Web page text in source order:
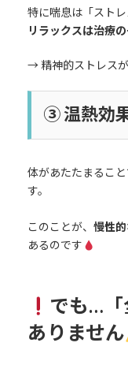
特に喘息は「スト
リラックスは治療
→ 精神的ストレス
③ 温熱効
体があたたまること
す。
このことが、 慢性
あるのです
でも…「
ありません